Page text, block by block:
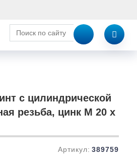
с цилиндрической
резьба, цинк M 20 x
Артикул: 389759